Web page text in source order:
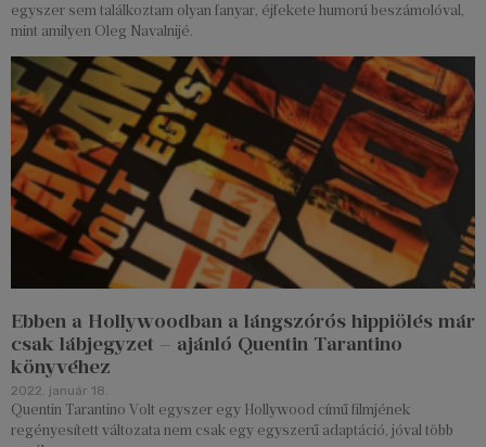
egyszer sem találkoztam olyan fanyar, éjfekete humorú beszámolóval,
mint amilyen Oleg Navalnijé.
Ebben a Hollywoodban a lángszórós hippiölés már
csak lábjegyzet – ajánló Quentin Tarantino
könyvéhez
2022. január 18.
Quentin Tarantino Volt egyszer egy Hollywood című filmjének
regényesített változata nem csak egy egyszerű adaptáció, jóval több